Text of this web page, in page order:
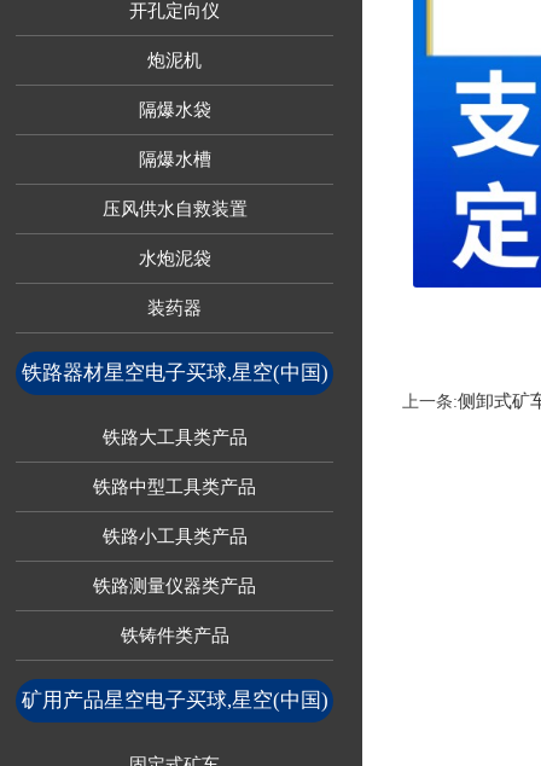
开孔定向仪
炮泥机
隔爆水袋
隔爆水槽
压风供水自救装置
水炮泥袋
装药器
铁路器材星空电子买球,星空(中国)
铁路大工具类产品
铁路中型工具类产品
铁路小工具类产品
铁路测量仪器类产品
铁铸件类产品
矿用产品星空电子买球,星空(中国)
上一条:侧卸式矿